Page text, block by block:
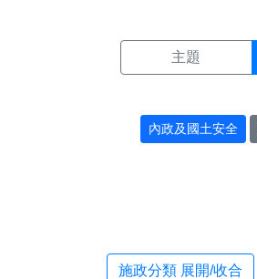
主題
內政及國土安全
施政分類 展開/收合